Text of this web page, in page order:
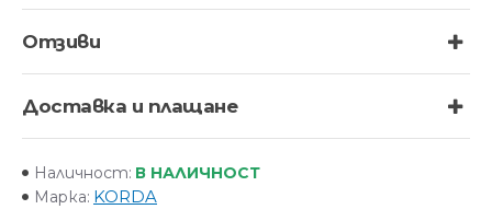
Отзиви
Доставка и плащане
Наличност: В НАЛИЧНОСТ
Марка: KORDA